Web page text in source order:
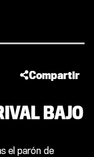
Compartir
BAJO
el parón de